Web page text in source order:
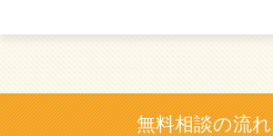
無料相談の流れ